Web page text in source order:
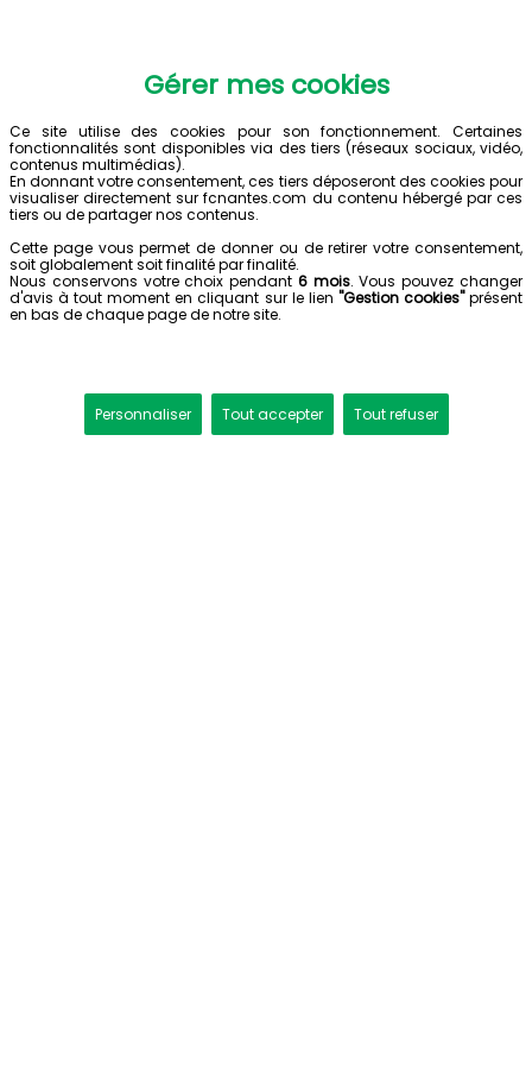
Gérer mes cookies
Ce site utilise des cookies pour son fonctionnement. Certaines
fonctionnalités sont disponibles via des tiers (réseaux sociaux, vidéo,
contenus multimédias).
En donnant votre consentement, ces tiers déposeront des cookies pour
visualiser directement sur fcnantes.com du contenu hébergé par ces
tiers ou de partager nos contenus.
Cette page vous permet de donner ou de retirer votre consentement,
soit globalement soit finalité par finalité.
Nous conservons votre choix pendant 6 mois. Vous pouvez changer
d'avis à tout moment en cliquant sur le lien "Gestion cookies"présent
en bas de chaque page de notre site.
Personnaliser Tout accepter Tout refuser